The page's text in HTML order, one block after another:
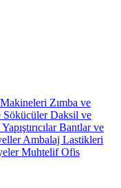
Zımba ve
SökücülerDaksil ve
Bantlar ve
Ambalaj Lastikleri
Muhtelif Ofis